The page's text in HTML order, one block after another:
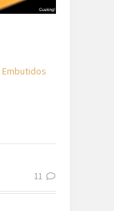
Embutidos
11